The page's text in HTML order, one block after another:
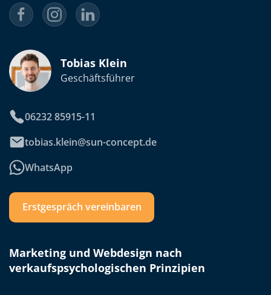
Tobias Klein
Geschäftsführer
06232 85915-11
tobias.klein@sun-concept.de
WhatsApp
Erstgespräch vereinbaren
Marketing und Webdesign nach
verkaufspsychologischen Prinzipien